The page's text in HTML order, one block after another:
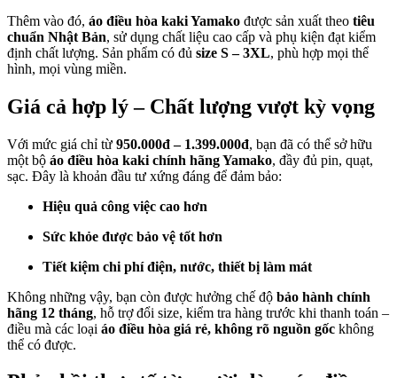
Thêm vào đó, áo điều hòa kaki Yamako được sản xuất theo tiêu
chuẩn Nhật Bản, sử dụng chất liệu cao cấp và phụ kiện đạt kiểm
định chất lượng. Sản phẩm có đủ size S – 3XL, phù hợp mọi thể
hình, mọi vùng miền.
Giá cả hợp lý – Chất lượng vượt kỳ vọng
Với mức giá chỉ từ 950.000đ – 1.399.000đ, bạn đã có thể sở hữu
một bộ áo điều hòa kaki chính hãng Yamako, đầy đủ pin, quạt,
sạc. Đây là khoản đầu tư xứng đáng để đảm bảo:
Hiệu quả công việc cao hơn
Sức khỏe được bảo vệ tốt hơn
Tiết kiệm chi phí điện, nước, thiết bị làm mát
Không những vậy, bạn còn được hưởng chế độ bảo hành chính
hãng 12 tháng, hỗ trợ đổi size, kiểm tra hàng trước khi thanh toán –
điều mà các loại áo điều hòa giá rẻ, không rõ nguồn gốc không
thể có được.